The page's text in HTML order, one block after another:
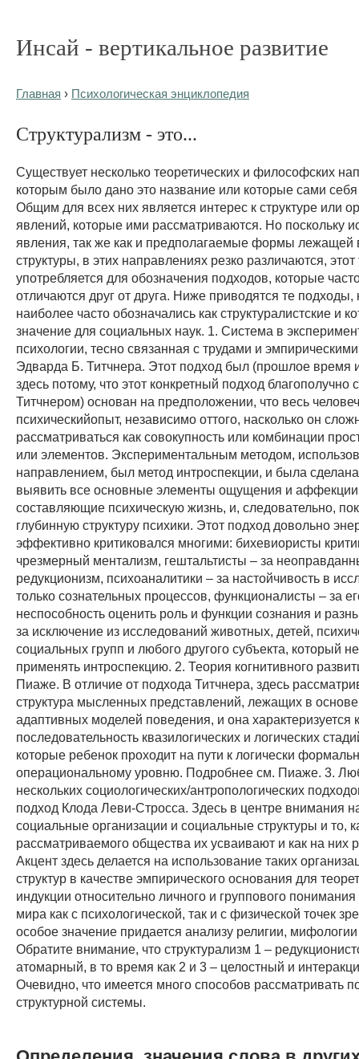
Инсай - вертикальное развитие
Главная › Психологическая энциклопедия
Структурализм - это...
Существует несколько теоретических и философских
которым было дано это название или которые сами
Общим для всех них является интерес к структуре или
явлений, которые ими рассматриваются. Но поскольку
явления, так же как и предполагаемые формы лежащей
структуры, в этих направлениях резко различаются,
употребляется для обозначения подходов, которые
отличаются друг от друга. Ниже приводятся те подходы,
наиболее часто обозначались как структуралистские и
значение для социальных наук. 1. Система в
психологии, тесно связанная с трудами и
Эдварда Б. Титчнера. Этот подход был (прошлое время
здесь потому, что этот конкретный подход благополучно
Титчнером) основан на предположении, что весь
психическийопыт, независимо оттого, насколько он
рассматриваться как совокупность или комбинации
или элементов. Экспериментальным методом,
направлением, был метод интроспекции, и была
выявить все основные элементы ощущения и
составляющие психическую жизнь, и, следовательно,
глубинную структуру психики. Этот подход довольно
эффективно критиковался многими: бихевиористы
чрезмерный ментализм, гештальтисты – за
редукционизм, психоаналитики – за настойчивость в
только сознательных процессов, функционалисты – за
неспособность оценить роль и функции сознания и
за исключение из исследований животных, детей,
социальных групп и любого другого субъекта, который
применять интроспекцию. 2. Теория когнитивного
Пиаже. В отличие от подхода Титчнера, здесь
структура мысленных представлений, лежащих в основе
адаптивных моделей поведения, и она характеризуется
последовательность квазилогических и логических
которые ребенок проходит на пути к логически
операциональному уровню. Подробнее см. Пиаже. 3.
нескольких социологических/антропологических
подход Клода Леви-Стросса. Здесь в центре внимания
социальные организации и социальные структуры и то,
рассматриваемого общества их усваивают и как на них
Акцент здесь делается на использование таких
структур в качестве эмпирического основания для
индукции относительно личного и группового понимания
мира как с психологической, так и с физической точек
особое значение придается анализу религии, мифологии
Обратите внимание, что структурализм 1 –
атомарный, в то время как 2 и 3 – целостный и
Очевидно, что имеется много способов рассматривать
структурной системы.